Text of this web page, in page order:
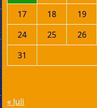
17
18 19
24
25 26
31
« Juli